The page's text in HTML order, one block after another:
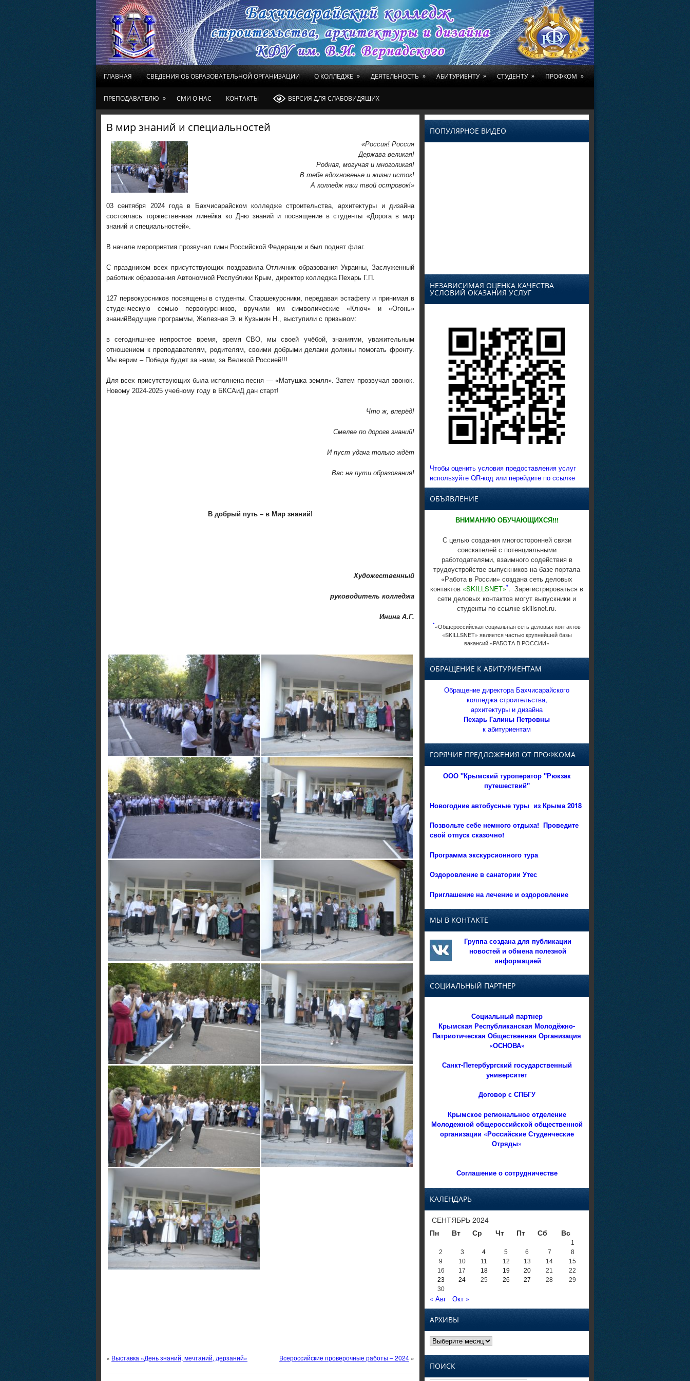
ГЛАВНАЯ СВЕДЕНИЯ ОБ ОБРАЗОВАТЕЛЬНОЙ ОРГАНИЗАЦИИ О КОЛЛЕДЖЕ » ДЕЯТЕЛЬНОСТЬ » АБИТУРИЕНТУ » СТУДЕНТУ » ПРОФКОМ »
ПРЕПОДАВАТЕЛЮ » СМИ О НАС КОНТАКТЫ ВЕРСИЯ ДЛЯ СЛАБОВИДЯЩИХ
В мир знаний и специальностей
«Россия! Россия
Держава великая!
Родная, могучая и многоликая!
В тебе вдохновенье и жизни исток!
А колледж наш твой островок!»
03 сентября 2024 года в Бахчисарайском колледже строительства, архитектуры и дизайна
состоялась торжественная линейка ко Дню знаний и посвящение в студенты «Дорога в мир
знаний и специальностей».
В начале мероприятия прозвучал гимн Российской Федерации и был поднят флаг.
С праздником всех присутствующих поздравила Отличник образования Украины, Заслуженный
работник образования Автономной Республики Крым, директор колледжа Пехарь Г.П.
127 первокурсников посвящены в студенты. Старшекурсники, передавая эстафету и принимая в
студенческую семью первокурсников, вручили им символические «Ключ» и «Огонь»
знанийВедущие программы, Железная Э. и Кузьмин Н., выступили с призывом:
в сегодняшнее непростое время, время СВО, мы своей учёбой, знаниями, уважительным
отношением к преподавателям, родителям, своими добрыми делами должны помогать фронту.
Мы верим – Победа будет за нами, за Великой Россией!!!
Для всех присутствующих была исполнена песня — «Матушка земля». Затем прозвучал звонок.
Новому 2024-2025 учебному году в БКСАиД дан старт!
Что ж, вперёд!
Смелее по дороге знаний!
И пуст удача только ждёт
Вас на пути образования!
В добрый путь – в Мир знаний!
Художественный
руководитель колледжа
Инина А.Г.
« Выставка «День знаний, мечтаний, дерзаний» Всероссийские проверочные работы – 2024 »
ПОПУЛЯРНОЕ ВИДЕО
НЕЗАВИСИМАЯ ОЦЕНКА КАЧЕСТВА
УСЛОВИЙ ОКАЗАНИЯ УСЛУГ
Чтобы оценить условия предоставления услуг
используйте QR-код или перейдите по ссылке
ОБЪЯВЛЕНИЕ
ВНИМАНИЮ ОБУЧАЮЩИХСЯ!!!
С целью создания многосторонней связи
соискателей с потенциальными
работодателями, взаимного содействия в
трудоустройстве выпускников на базе портала
«Работа в России» создана сеть деловых
контактов «SKILLSNET»*. Зарегистрироваться в
сети деловых контактов могут выпускники и
студенты по ссылке skillsnet.ru.
*«Общероссийская социальная сеть деловых контактов
«SKILLSNET» является частью крупнейшей базы
вакансий «РАБОТА В РОССИИ»
ОБРАЩЕНИЕ К АБИТУРИЕНТАМ
Обращение директора Бахчисарайского
колледжа строительства,
архитектуры и дизайна
Пехарь Галины Петровны
к абитуриентам
ГОРЯЧИЕ ПРЕДЛОЖЕНИЯ ОТ ПРОФКОМА
ООО "Крымский туроператор "Рюкзак
путешествий"
Новогодние автобусные туры из Крыма 2018
Позвольте себе немного отдыха! Проведите
свой отпуск сказочно!
Программа экскурсионного тура
Оздоровление в санатории Утес
Приглашение на лечение и оздоровление
МЫ В КОНТАКТЕ
Группа создана для публикации
новостей и обмена полезной
информацией
СОЦИАЛЬНЫЙ ПАРТНЕР
Социальный партнер
Крымская Республиканская Молодёжно-
Патриотическая Общественная Организация
«ОСНОВА»
Санкт-Петербургский государственный
университет
Договор с СПБГУ
Крымское региональное отделение
Молодежной общероссийской общественной
организации «Российские Студенческие
Отряды»
Соглашение о сотрудничестве
КАЛЕНДАРЬ
СЕНТЯБРЬ 2024
Пн
Вт Ср Чт Пт Сб Вс
1
2
3 4 5 6 7
8
9
10 11 12 13 14
15
16
17 18 19 20 21
22
23
24 25 26 27 28
29
30
« Авг Окт »
АРХИВЫ
Архивы
ПОИСК